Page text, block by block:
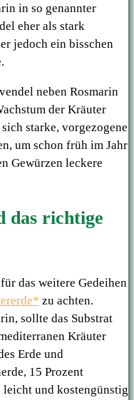
in so genannter
eher als stark
jedoch ein bisschen
neben Rosmarin
der Kräuter
starke, vorgezogene
um schon früh im Jahr
Gewürzen leckere
das richtige
das weitere Gedeihen
zu achten.
sollte das Substrat
Kräuter
Erde und
15 Prozent
leicht und kostengünstig